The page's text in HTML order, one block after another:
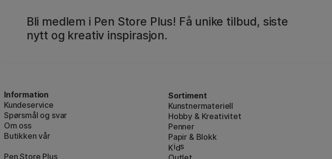
Bli medlem i Pen Store Plus! Få unike tilbud, siste
nytt og kreativ inspirasjon.
Information
Kundeservice
Spørsmål og svar
Om oss
Butikken vår
Pen Store Plus
Sortiment
Kunstnermateriell
Hobby & Kreativitet
Penner
Papir & Blokk
Kids